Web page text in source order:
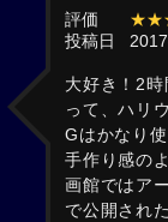
評価
投稿日
大好き！2
って、ハリ
Gはかなり
手作り感の
画館ではア
で公開され